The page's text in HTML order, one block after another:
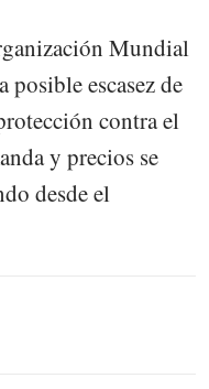
Mundial
escasez de
contra el
y precios se
desde el